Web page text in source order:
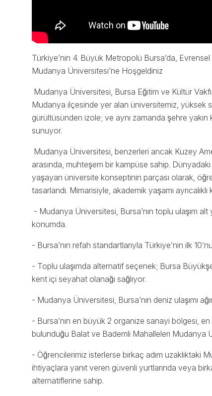
Türkiye’nin 4. Büyük Metropolü Bursa’da,
Mudanya Üniversitesi’ne Hoşgeldiniz
Mudanya Üniversitesi, Bursa Eğitim ve Kültür
Mudanya ilçesinde yer alan üniversitemiz, yüksek
gürültüsünden izole; ve aynı zamanda şehre
sunuyor.
Mudanya Üniversitesi, benzerleri ancak Kuzey
arasında, muhteşem bir kampüse sahip.
yaşayan üniversite konseptinin parçası olarak,
tasarlandı. Mimarisiyle, akademik yaşamı
- Mudanya Üniversitesi, Bursa’nın toplu ulaşım
konumda.
- Bursa’nın refah standartlarıyla Türkiye’nin ilk
- Toplu ulaşımda alternatif seçenek; Bursa
kent içi seyahat olanağı sağlıyor.
- Mudanya Üniversitesi, Bursa’nın deniz ulaşımı
- Bursa’nın en büyük 2 organize sanayi bölgesi,
bulunduğu Balat ve Bademli Mahalleleri Mudanya
- Öğrencilerimiz isterlerse birkaç adım uzaklıktaki
ihtiyaçlara yanıt veren güvenli yurtlarında veya
alternatiflerine sahip.